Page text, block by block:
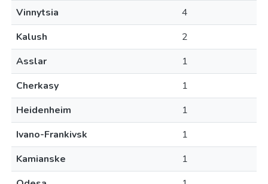
Vinnytsia
4
Kalush
2
Asslar
1
Cherkasy
1
Heidenheim
1
Ivano-Frankivsk
1
Kamianske
1